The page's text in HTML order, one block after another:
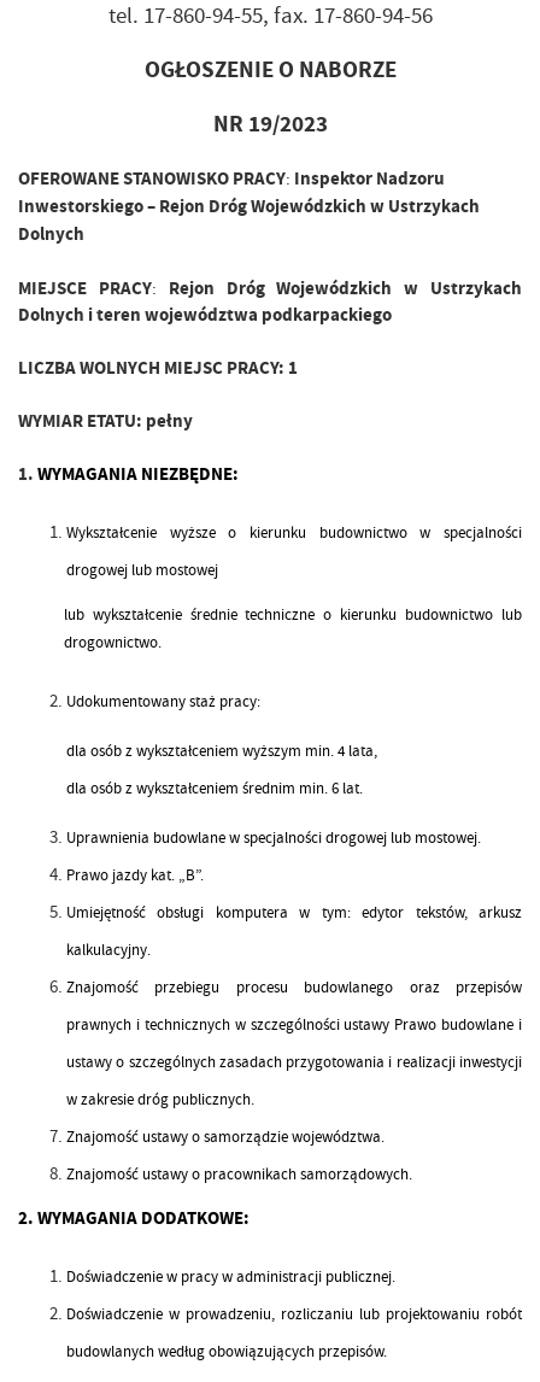
tel. 17-860-94-55, fax. 17-860-94-56
OGŁOSZENIE O NABORZE
NR 19/2023
OFEROWANE STANOWISKO PRACY: Inspektor Nadzoru
Inwestorskiego – Rejon Dróg Wojewódzkich w Ustrzykach
Dolnych
MIEJSCE PRACY: Rejon Dróg Wojewódzkich w Ustrzykach
Dolnych i teren województwa podkarpackiego
LICZBA WOLNYCH MIEJSC PRACY: 1
WYMIAR ETATU: pełny
1. WYMAGANIA NIEZBĘDNE:
Wykształcenie wyższe o kierunku budownictwo w specjalności
drogowej lub mostowej
lub wykształcenie średnie techniczne o kierunku budownictwo lub
drogownictwo.
Udokumentowany staż pracy:
dla osób z wykształceniem wyższym min. 4 lata,
dla osób z wykształceniem średnim min. 6 lat.
Uprawnienia budowlane w specjalności drogowej lub mostowej.
Prawo jazdy kat. „B”.
Umiejętność obsługi komputera w tym: edytor tekstów, arkusz
kalkulacyjny.
Znajomość przebiegu procesu budowlanego oraz przepisów
prawnych i technicznych w szczególności ustawy Prawo budowlane i
ustawy o szczególnych zasadach przygotowania i realizacji inwestycji
w zakresie dróg publicznych.
Znajomość ustawy o samorządzie województwa.
Znajomość ustawy o pracownikach samorządowych.
2. WYMAGANIA DODATKOWE:
Doświadczenie w pracy w administracji publicznej.
Doświadczenie w prowadzeniu, rozliczaniu lub projektowaniu robót
budowlanych według obowiązujących przepisów.